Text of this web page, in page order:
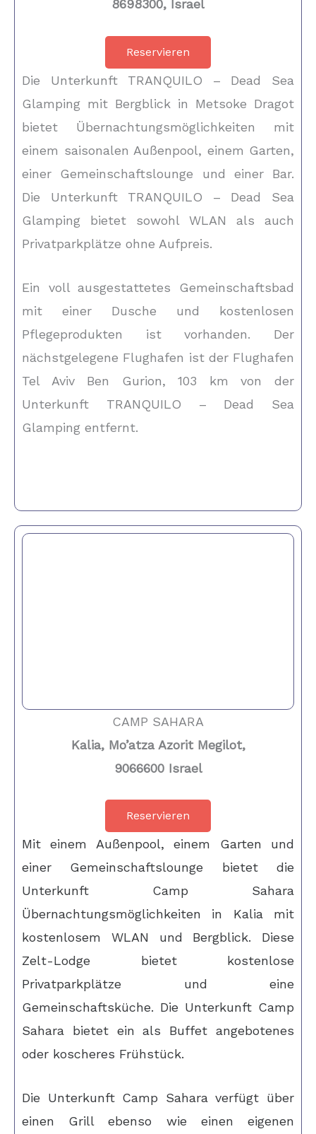
8698300, ​Israel
Reservieren
Die Unterkunft TRANQUILO – Dead Sea
Glamping mit Bergblick in Metsoke Dragot
bietet Übernachtungsmöglichkeiten mit
einem saisonalen Außenpool, einem Garten,
einer Gemeinschaftslounge und einer Bar.
Die Unterkunft TRANQUILO – Dead Sea
Glamping bietet sowohl WLAN als auch
Privatparkplätze ohne Aufpreis.
Ein voll ausgestattetes Gemeinschaftsbad
mit einer Dusche und kostenlosen
Pflegeprodukten ist vorhanden. Der
nächstgelegene Flughafen ist der Flughafen
Tel Aviv Ben Gurion, 103 km von der
Unterkunft TRANQUILO – Dead Sea
Glamping entfernt.
CAMP SAHARA
Kalia, Mo’atza Azorit Megilot,
9066600 Israel
Reservieren
Mit einem Außenpool, einem Garten und
einer Gemeinschaftslounge bietet die
Unterkunft Camp Sahara
Übernachtungsmöglichkeiten in Kalia mit
kostenlosem WLAN und Bergblick. Diese
Zelt-Lodge bietet kostenlose
Privatparkplätze und eine
Gemeinschaftsküche. Die Unterkunft Camp
Sahara bietet ein als Buffet angebotenes
oder koscheres Frühstück.
Die Unterkunft Camp Sahara verfügt über
einen Grill ebenso wie einen eigenen